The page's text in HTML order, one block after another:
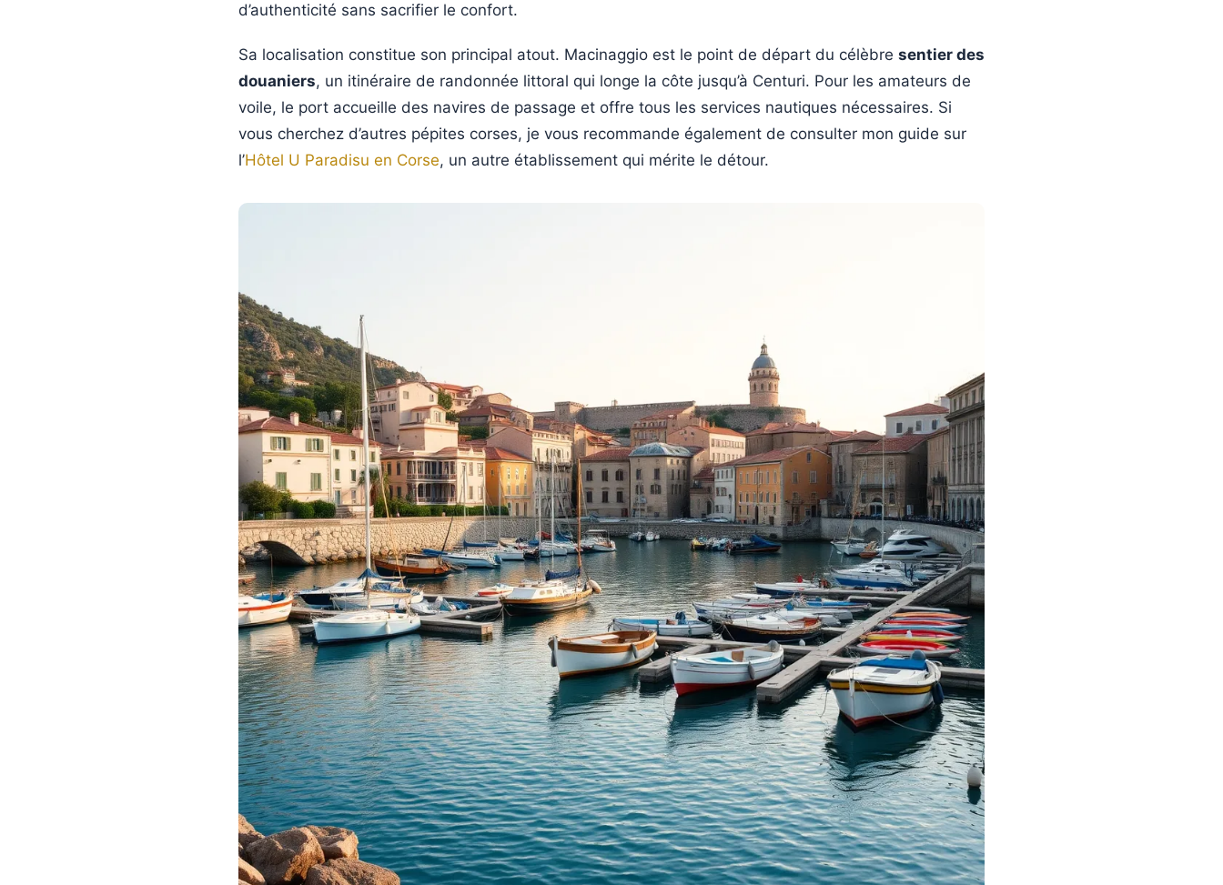
d’authenticité sans sacrifier le confort.
Sa localisation constitue son principal atout. Macinaggio est le point de départ du célèbre sentier des
douaniers, un itinéraire de randonnée littoral qui longe la côte jusqu’à Centuri. Pour les amateurs de
voile, le port accueille des navires de passage et offre tous les services nautiques nécessaires. Si
vous cherchez d’autres pépites corses, je vous recommande également de consulter mon guide sur
l’Hôtel U Paradisu en Corse, un autre établissement qui mérite le détour.